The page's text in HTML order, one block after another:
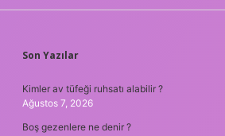
SIDEBAR
Son Yazılar
Kimler av tüfeği ruhsatı alabilir ?
Ağustos 7, 2026
Boş gezenlere ne denir ?